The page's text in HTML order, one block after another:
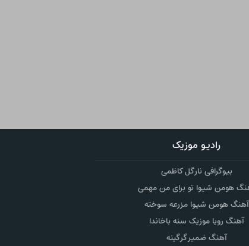
رادیو موزیک
بیوگرافی نارگل کاظمی
هومن شیوا تو برای من مهمی
آهنگ هومن شیوا مزرعه سوخته
آهنگ رویا موزیک سنه باخاندا
آهنگ ضمیر گرگینه